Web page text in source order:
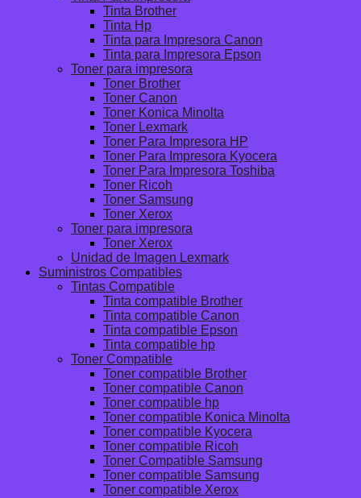
Tinta Brother
Tinta Hp
Tinta para Impresora Canon
Tinta para Impresora Epson
Toner para impresora
Toner Brother
Toner Canon
Toner Konica Minolta
Toner Lexmark
Toner Para Impresora HP
Toner Para Impresora Kyocera
Toner Para Impresora Toshiba
Toner Ricoh
Toner Samsung
Toner Xerox
Toner para impresora
Toner Xerox
Unidad de Imagen Lexmark
Suministros Compatibles
Tintas Compatible
Tinta compatible Brother
Tinta compatible Canon
Tinta compatible Epson
Tinta compatible hp
Toner Compatible
Toner compatible Brother
Toner compatible Canon
Toner compatible hp
Toner compatible Konica Minolta
Toner compatible Kyocera
Toner compatible Ricoh
Toner Compatible Samsung
Toner compatible Samsung
Toner compatible Xerox